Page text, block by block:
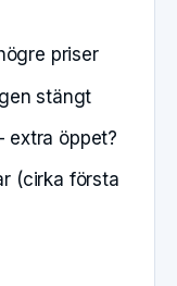
priser
stängt
extra öppet?
(cirka första